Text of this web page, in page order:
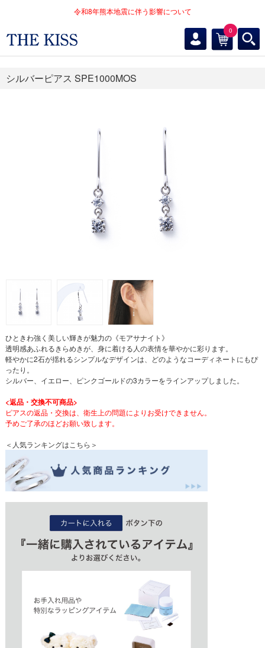
令和8年熊本地震に伴う影響について
0
シルバーピアス SPE1000MOS
ひときわ強く美しい輝きが魅力の《モアサナイト》
透明感あふれるきらめきが、身に着ける人の表情を華やかに彩ります。
軽やかに2石が揺れるシンプルなデザインは、どのようなコーディネートにもぴ
ったり。
シルバー、イエロー、ピンクゴールドの3カラーをラインアップしました。
<返品・交換不可商品>
ピアスの返品・交換は、衛生上の問題によりお受けできません。
予めご了承のほどお願い致します。
＜人気ランキングはこちら＞